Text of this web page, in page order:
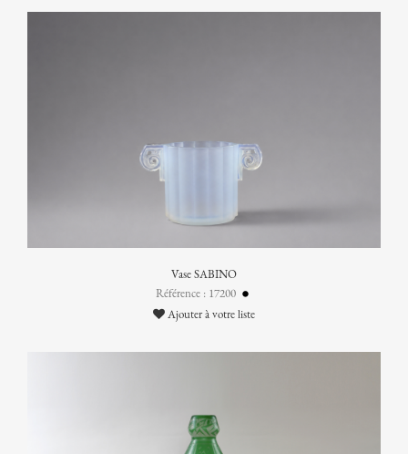
Vase SABINO
Référence : 17200
Ajouter à votre liste